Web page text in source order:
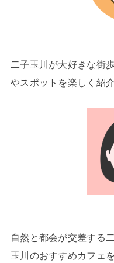
二子玉川が大好きな街
やスポットを楽しく紹介
自然と都会が交差する
玉川のおすすめカフェ